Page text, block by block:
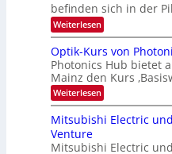
e
r
a
r
b
e
i
n
r
k
e
W
a
c
h
s
u
i
-
H
e
r
a
e
u
s
-
S
e
befinden sich in der
Weiterlesen:
K
-
E
i
n
s
a
t
n
Optik-Kurs von
Photonics Hub bietet
Mainz den Kurs
Weiterlesen:
O
p
t
k
Mitsubishi Electric
Venture
Mitsubishi Electric